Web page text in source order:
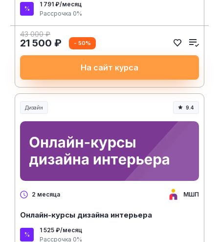
1 791 ₽/месяц
Рассрочка 0%
43 000 ₽
21 500 ₽ - 50%
На сайт курса
Дизайн 9.4
2 месяца МШП
Онлайн-курсы дизайна интерьера
1 525 ₽/месяц
Рассрочка 0%